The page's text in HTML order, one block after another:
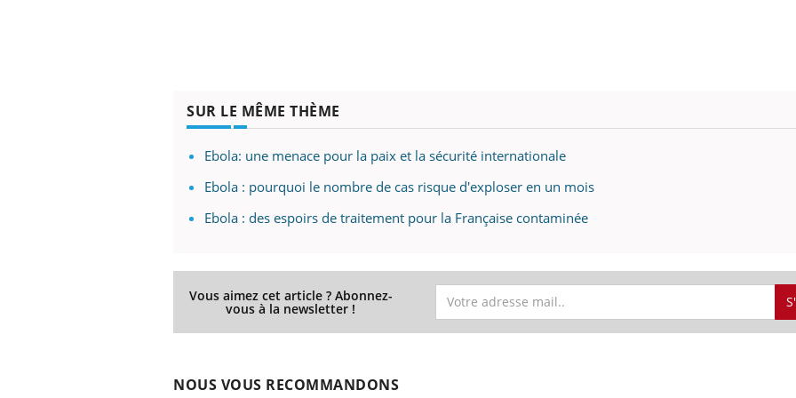
SUR LE MÊME THÈME
Ebola: une menace pour la paix et la sécurité internationale
Ebola : pourquoi le nombre de cas risque d'exploser en un mois
Ebola : des espoirs de traitement pour la Française contaminée
Vous aimez cet article ? Abonnez-
vous à la newsletter !
NOUS VOUS RECOMMANDONS